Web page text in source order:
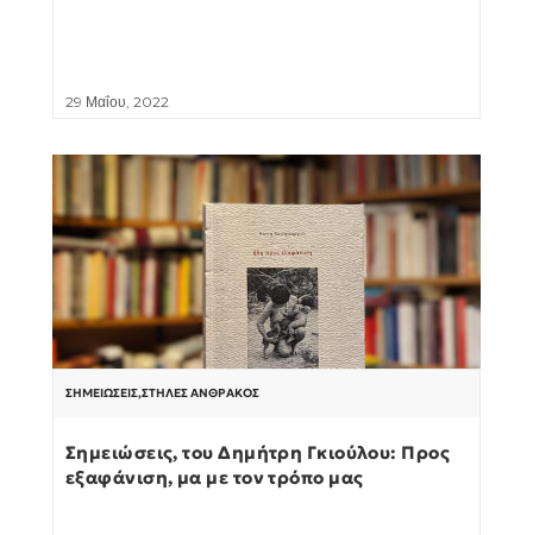
29 Μαΐου, 2022
ΣΗΜΕΙΏΣΕΙΣ,ΣΤΉΛΕΣ ΆΝΘΡΑΚΟΣ
Σημειώσεις, του Δημήτρη Γκιούλου: Προς
εξαφάνιση, μα με τον τρόπο μας